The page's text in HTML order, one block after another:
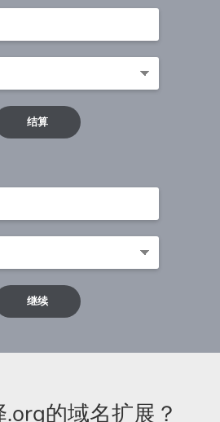
结算
继续
的域名扩展？